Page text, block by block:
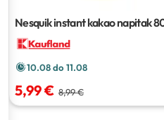
Nesquik instant kakao napitak
10.08 do 11.08
5,99 € 8,99 €